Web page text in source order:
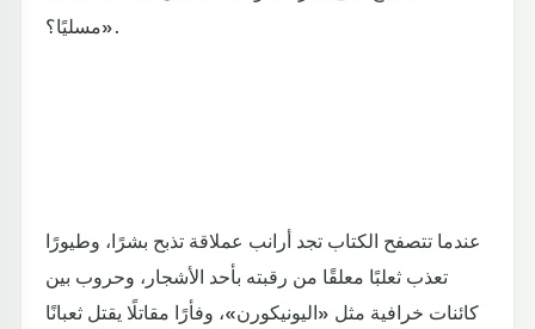
مسليًا؟».
عندما تتصفح الكتاب تجد أرانب عملاقة تذبح بشرًا، وطيورًا
تعذب ثعلبًا معلقًا من رقبته بأحد الأشجار، وحروب بين
كائنات خرافية مثل «اليونيكورن»، وفأرًا مقاتلًا يقتل ثعبانًا